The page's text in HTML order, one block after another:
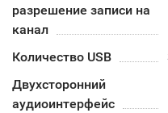
разрешение записи на
канал
Количество USB
Двухсторонний
аудиоинтерфейс